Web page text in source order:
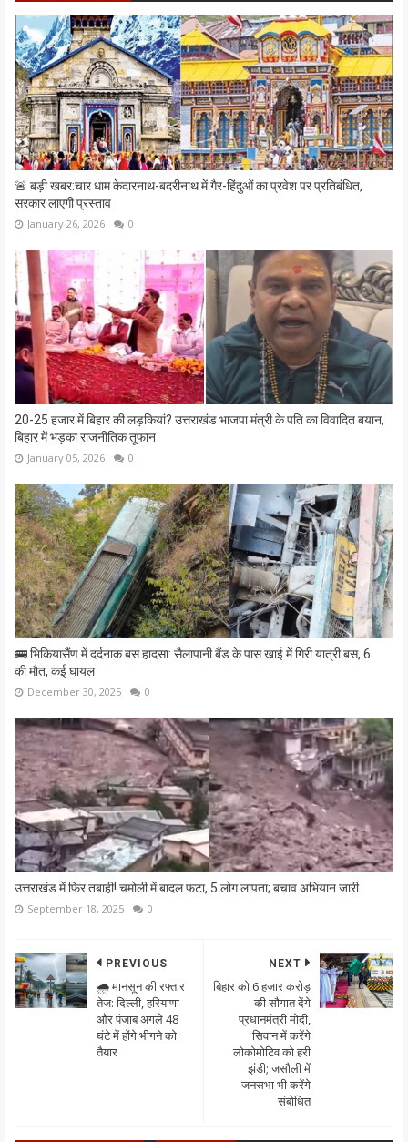
🚨 बड़ी खबर:चार धाम केदारनाथ-बदरीनाथ में गैर-हिंदुओं का प्रवेश पर प्रतिबंधित,
सरकार लाएगी प्रस्ताव
January 26, 2026 0
20-25 हजार में बिहार की लड़कियां? उत्तराखंड भाजपा मंत्री के पति का विवादित बयान,
बिहार में भड़का राजनीतिक तूफान
January 05, 2026 0
🚌 भिकियासैंण में दर्दनाक बस हादसा: सैलापानी बैंड के पास खाई में गिरी यात्री बस, 6
की मौत, कई घायल
December 30, 2025 0
उत्तराखंड में फिर तबाही! चमोली में बादल फटा, 5 लोग लापता; बचाव अभियान जारी
September 18, 2025 0
NEXT
बिहार को 6 हजार करोड़
की सौगात देंगे
प्रधानमंत्री मोदी,
सिवान में करेंगे
लोकोमोटिव को हरी
झंडी; जसौली में
जनसभा भी करेंगे
संबोधित
PREVIOUS
🌧️ मानसून की रफ्तार
तेज: दिल्ली, हरियाणा
और पंजाब अगले 48
घंटे में होंगे भीगने को
तैयार